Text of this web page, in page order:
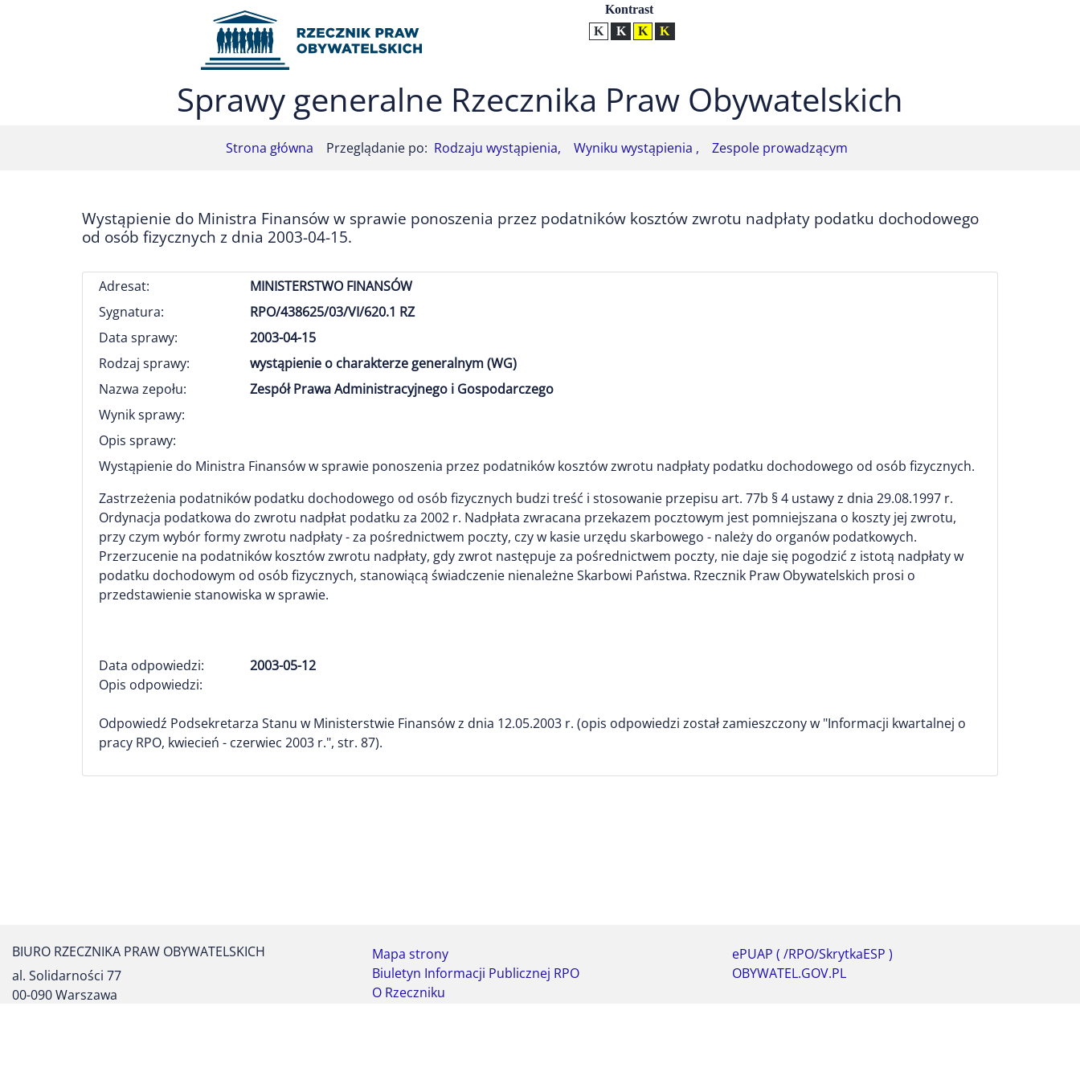
Przejdź do menu głównego (nacisnij Enter)
Przejdź do mapy serwisu (nacisnij Enter) UstawieniaKontrast
Kontrast normalny
Kontrast biały tekst na czarnym
Kontrast czarny tekst na żółtym
Sprawy generalne Rzecznika Praw Obywatelskich
Strona główna Przeglądanie po: Rodzaju wystąpienia, Wyniku wystąpienia , Zespole prowadzącym
Wystąpienie do Ministra Finansów w sprawie ponoszenia przez podatników kosztów zwrotu nadpłaty podatku dochodowego
od osób fizycznych z dnia 2003-04-15.
Adresat:
MINISTERSTWO FINANSÓW
Sygnatura:
RPO/438625/03/VI/620.1 RZ
Data sprawy:
2003-04-15
Rodzaj sprawy:
wystąpienie o charakterze generalnym (WG)
Nazwa zepołu:
Zespół Prawa Administracyjnego i Gospodarczego
Wynik sprawy:
Opis sprawy:
Wystąpienie do Ministra Finansów w sprawie ponoszenia przez podatników kosztów zwrotu nadpłaty podatku dochodowego od osób fizycznych.
Zastrzeżenia podatników podatku dochodowego od osób fizycznych budzi treść i stosowanie przepisu art. 77b § 4 ustawy z dnia 29.08.1997 r.
Ordynacja podatkowa do zwrotu nadpłat podatku za 2002 r. Nadpłata zwracana przekazem pocztowym jest pomniejszana o koszty jej zwrotu,
przy czym wybór formy zwrotu nadpłaty - za pośrednictwem poczty, czy w kasie urzędu skarbowego - należy do organów podatkowych.
Przerzucenie na podatników kosztów zwrotu nadpłaty, gdy zwrot następuje za pośrednictwem poczty, nie daje się pogodzić z istotą nadpłaty w
podatku dochodowym od osób fizycznych, stanowiącą świadczenie nienależne Skarbowi Państwa. Rzecznik Praw Obywatelskich prosi o
przedstawienie stanowiska w sprawie.
Data odpowiedzi:
2003-05-12
Opis odpowiedzi:
Odpowiedź Podsekretarza Stanu w Ministerstwie Finansów z dnia 12.05.2003 r. (opis odpowiedzi został zamieszczony w "Informacji kwartalnej o
pracy RPO, kwiecień - czerwiec 2003 r.", str. 87).
BIURO RZECZNIKA PRAW OBYWATELSKICH
al. Solidarności 77
00-090 Warszawa
Mapa strony
Biuletyn Informacji Publicznej RPO
O Rzeczniku
ePUAP ( /RPO/SkrytkaESP )
OBYWATEL.GOV.PL